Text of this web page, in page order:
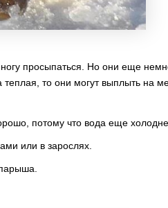
просыпаться. Но они еще
то они могут выплыть на
потому что вода еще
или в зарослях.